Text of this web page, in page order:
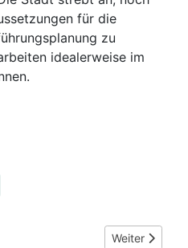
für die
zu
idealerweise im
Festival 2025: Musik,Nächster
Weiter